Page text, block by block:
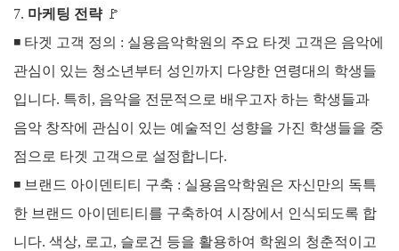
7. 마케팅 전략 🚩
◾ 타겟 고객 정의 : 실용음악학원의 주요 타겟 고객은 음악에
관심이 있는 청소년부터 성인까지 다양한 연령대의 학생들
입니다. 특히, 음악을 전문적으로 배우고자 하는 학생들과
음악 창작에 관심이 있는 예술적인 성향을 가진 학생들을 중
점으로 타겟 고객으로 설정합니다.
◾ 브랜드 아이덴티티 구축 : 실용음악학원은 자신만의 독특
한 브랜드 아이덴티티를 구축하여 시장에서 인식되도록 합
니다. 색상, 로고, 슬로건 등을 활용하여 학원의 청춘적이고